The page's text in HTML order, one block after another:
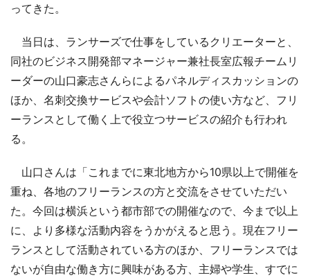
ってきた。
当日は、ランサーズで仕事をしているクリエーターと、
同社のビジネス開発部マネージャー兼社長室広報チームリ
ーダーの山口豪志さんらによるパネルディスカッションの
ほか、名刺交換サービスや会計ソフトの使い方など、フリ
ーランスとして働く上で役立つサービスの紹介も行われ
る。
山口さんは「これまでに東北地方から10県以上で開催を
重ね、各地のフリーランスの方と交流をさせていただい
た。今回は横浜という都市部での開催なので、今まで以上
に、より多様な活動内容をうかがえると思う。現在フリー
ランスとして活動されている方のほか、フリーランスでは
ないが自由な働き方に興味がある方、主婦や学生、すでに